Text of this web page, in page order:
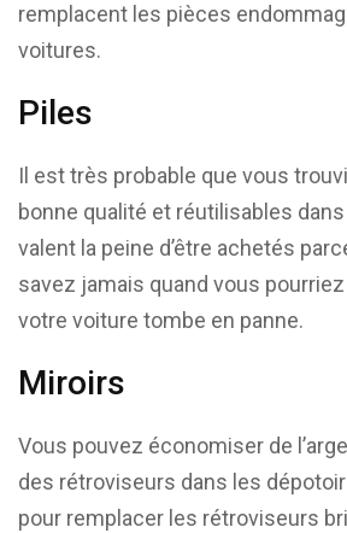
remplacent les pièces
voitures.
Piles
Il est très probable que vous
bonne qualité et réutilisables
valent la peine d’être achetés
savez jamais quand vous
votre voiture tombe en panne.
Miroirs
Vous pouvez économiser de
des rétroviseurs dans les
pour remplacer les rétroviseurs